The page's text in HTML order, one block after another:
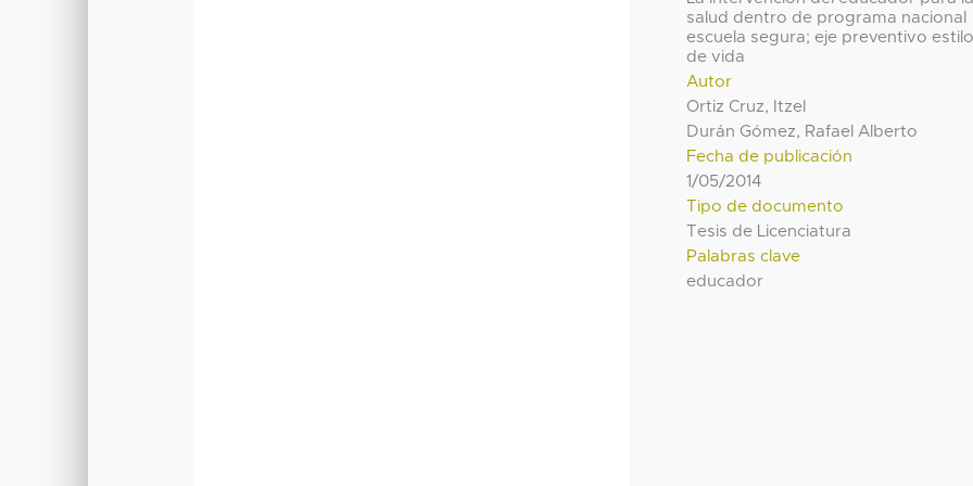
salud dentro de programa nacional
escuela segura; eje preventivo
de vida
Autor
Ortiz Cruz, Itzel
Durán Gómez, Rafael Alberto
Fecha de publicación
1/05/2014
Tipo de documento
Tesis de Licenciatura
Palabras clave
educador